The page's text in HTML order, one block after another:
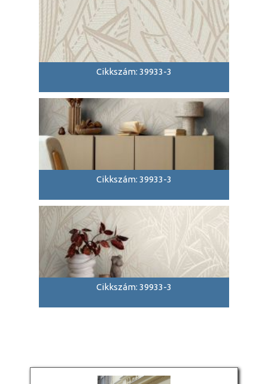
Cikkszám: 39933-3
Cikkszám: 39933-3
Cikkszám: 39933-3